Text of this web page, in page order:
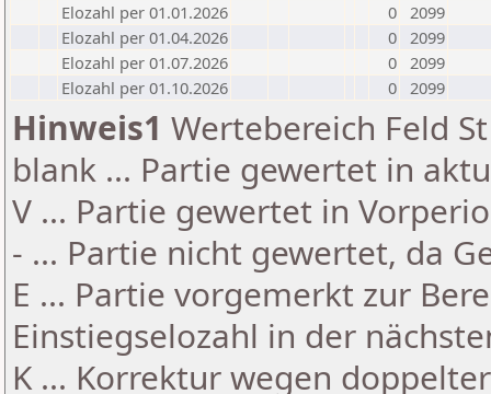
Elozahl per 01.01.2026
0 2099
Elozahl per 01.04.2026
0 2099
Elozahl per 01.07.2026
0 2099
Elozahl per 01.10.2026
0 2099
Hinweis1 Wertebereich Feld
blank ... Partie gewertet in
V ... Partie gewertet in
- ... Partie nicht gewertet, da
E ... Partie vorgemerkt zur
Einstiegselozahl in der
K ... Korrektur wegen